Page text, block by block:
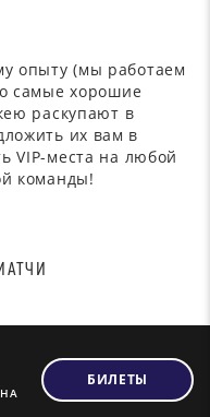
опыту (мы работаем
самые хорошие
раскупают в
их вам в
VIP-места на любой
команды!
БИЛЕТЫ